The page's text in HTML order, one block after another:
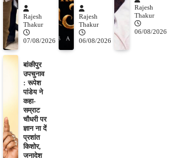
Rajesh
Thakur
07/08/2026
Rajesh
Thakur
06/08/2026
Rajesh
Thakur
06/08/2026
बांकीपुर
उपचुनाव
: रूपेश
पांडेय ने
कहा-
सम्राट
चौधरी पर
ज्ञान ना दें
प्रशांत
किशोर,
जनादेश